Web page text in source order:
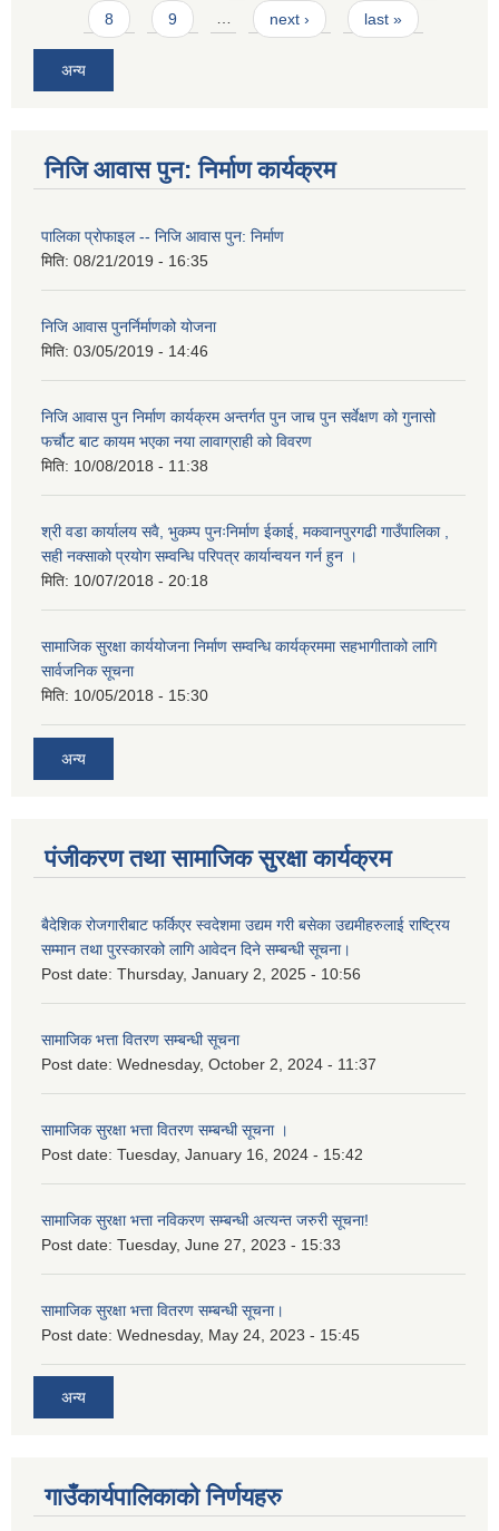
8 9 … next › last »
अन्य
निजि आवास पुन: निर्माण कार्यक्रम
पालिका प्राेफाइल -- निजि आवास पुन: निर्माण
मिति: 08/21/2019 - 16:35
निजि आवास पुनर्निर्माणको योजना
मिति: 03/05/2019 - 14:46
निजि आवास पुन निर्माण कार्यक्रम अन्तर्गत पुन जाच पुन सर्वेक्षण को गुनासो
फर्चौट बाट कायम भएका नया लावाग्राही को विवरण
मिति: 10/08/2018 - 11:38
श्री वडा कार्यालय सवै, भुकम्प पुनःनिर्माण ईकाई, मकवानपुरगढी गाउँपालिका ,
सही नक्साको प्रयोग सम्वन्धि परिपत्र कार्यान्वयन गर्न हुन ।
मिति: 10/07/2018 - 20:18
सामाजिक सुरक्षा कार्ययोजना निर्माण सम्वन्धि कार्यक्रममा सहभागीताको लागि
सार्वजनिक सूचना
मिति: 10/05/2018 - 15:30
अन्य
पंजीकरण तथा सामाजिक सुरक्षा कार्यक्रम
बैदेशिक रोजगारीबाट फर्किएर स्वदेशमा उद्यम गरी बसेका उद्यमीहरुलाई राष्‍ट्रिय
सम्मान तथा पुरस्कारको लागि आवेदन दिने सम्बन्धी सूचना।
Post date: Thursday, January 2, 2025 - 10:56
सामाजिक भत्ता वितरण सम्बन्धी सूचना
Post date: Wednesday, October 2, 2024 - 11:37
सामाजिक सुरक्षा भत्ता वितरण सम्बन्धी सूचना ।
Post date: Tuesday, January 16, 2024 - 15:42
सामाजिक सुरक्षा भत्ता नविकरण सम्बन्धी अत्यन्त जरुरी सूचना!
Post date: Tuesday, June 27, 2023 - 15:33
सामाजिक सुरक्षा भत्ता वितरण सम्बन्धी सूचना।
Post date: Wednesday, May 24, 2023 - 15:45
अन्य
गाउँकार्यपालिकाको निर्णयहरु